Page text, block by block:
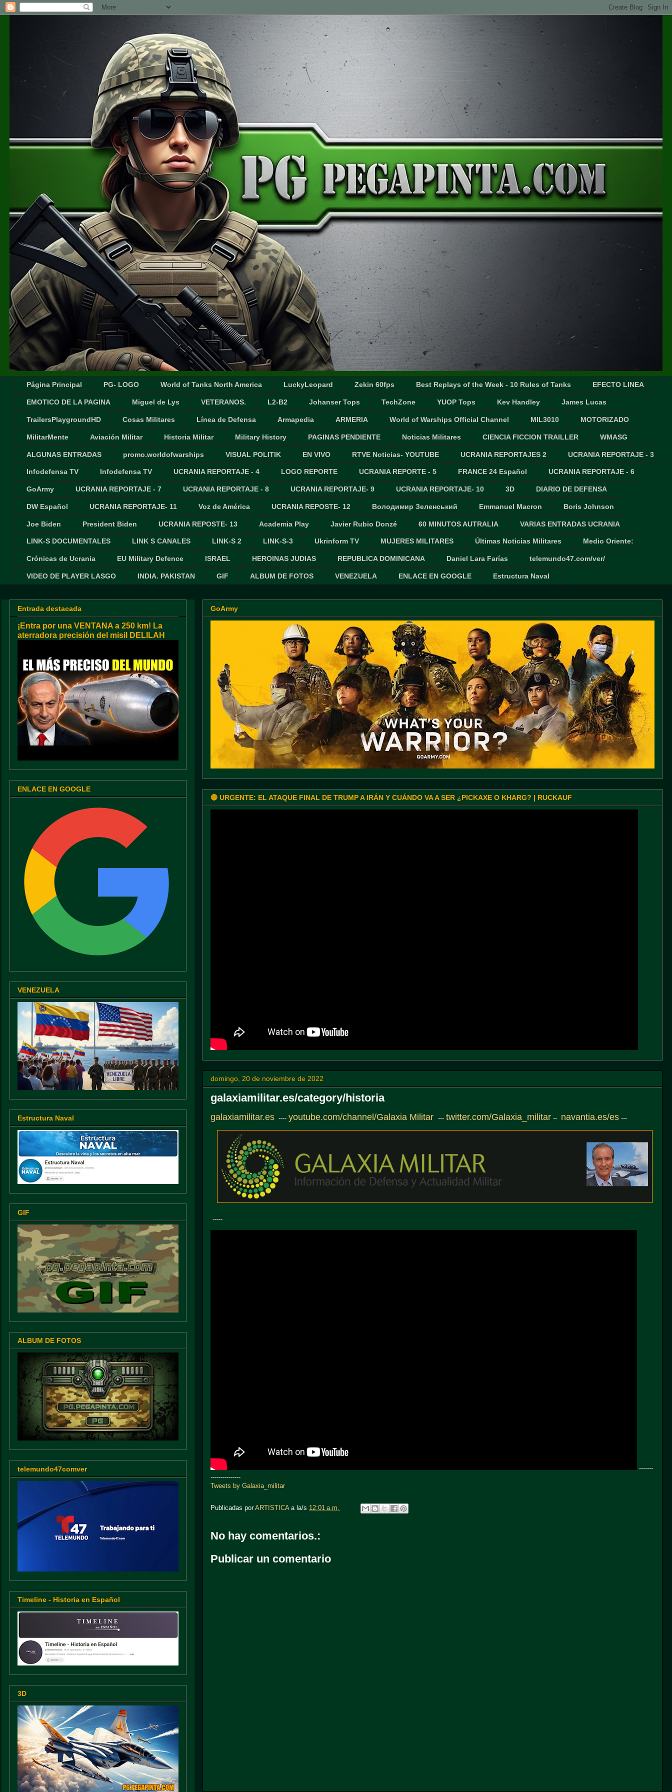
Página Principal PG- LOGO World of Tanks North America LuckyLeopard Zekin 60fps Best Replays of the Week - 10 Rules of Tanks EFECTO LINEA
EMOTICO DE LA PAGINA Miguel de Lys VETERANOS. L2-B2 Johanser Tops TechZone YUOP Tops Kev Handley James Lucas
TrailersPlaygroundHD Cosas Militares Línea de Defensa Armapedia ARMERIA World of Warships Official Channel MIL3010 MOTORIZADO
MilitarMente Aviación Militar Historia Militar Military History PAGINAS PENDIENTE Noticias Militares CIENCIA FICCION TRAILLER WMASG
ALGUNAS ENTRADAS promo.worldofwarships VISUAL POLITIK EN VIVO RTVE Noticias- YOUTUBE UCRANIA REPORTAJES 2 UCRANIA REPORTAJE - 3
Infodefensa TV Infodefensa TV UCRANIA REPORTAJE - 4 LOGO REPORTE UCRANIA REPORTE - 5 FRANCE 24 Español UCRANIA REPORTAJE - 6
GoArmy UCRANIA REPORTAJE - 7 UCRANIA REPORTAJE - 8 UCRANIA REPORTAJE- 9 UCRANIA REPORTAJE- 10 3D DIARIO DE DEFENSA
DW Español UCRANIA REPORTAJE- 11 Voz de América UCRANIA REPOSTE- 12 Володимир Зеленський Emmanuel Macron Boris Johnson
Joe Biden President Biden UCRANIA REPOSTE- 13 Academia Play Javier Rubio Donzé 60 MINUTOS AUTRALIA VARIAS ENTRADAS UCRANIA
LINK-S DOCUMENTALES LINK S CANALES LINK-S 2 LINK-S-3 Ukrinform TV MUJERES MILITARES Últimas Noticias Militares Medio Oriente:
Crónicas de Ucrania EU Military Defence ISRAEL HEROINAS JUDIAS REPUBLICA DOMINICANA Daniel Lara Farías telemundo47.com/ver/
VIDEO DE PLAYER LASGO INDIA. PAKISTAN GIF ALBUM DE FOTOS VENEZUELA ENLACE EN GOOGLE Estructura Naval
GoArmy
🔴 URGENTE: EL ATAQUE FINAL DE TRUMP A IRÁN Y CUÁNDO VA A SER ¿PICKAXE O KHARG? | RUCKAUF
domingo, 20 de noviembre de 2022
galaxiamilitar.es/category/historia
galaxiamilitar.es ---- youtube.com/channel/Galaxia Militar --- twitter.com/Galaxia_militar -- navantia.es/es ---
-----
-------
---------------
Tweets by Galaxia_militar
Publicadas porARTISTICA a la/s 12:01 a.m.
No hay comentarios.:
Publicar un comentario
Entrada destacada
¡Entra por una VENTANA a 250 km! La
aterradora precisión del misil DELILAH
ENLACE EN GOOGLE
VENEZUELA
Estructura Naval
GIF
ALBUM DE FOTOS
telemundo47comver
Timeline - Historia en Español
3D